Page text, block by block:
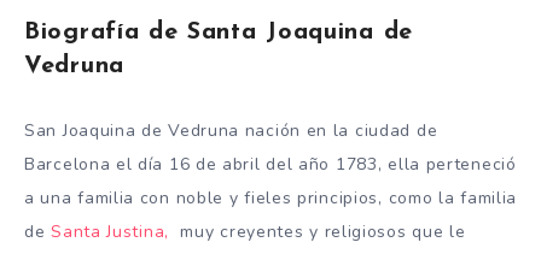
Biografía de Santa Joaquina de
Vedruna
San Joaquina de Vedruna nación en la ciudad de
Barcelona el día 16 de abril del año 1783, ella perteneció
a una familia con noble y fieles principios, como la familia
deSanta Justina, muy creyentes y religiosos que le